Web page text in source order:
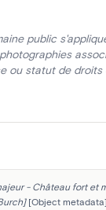
public
ou statut de droits
- Château fort et
[Object metadata].